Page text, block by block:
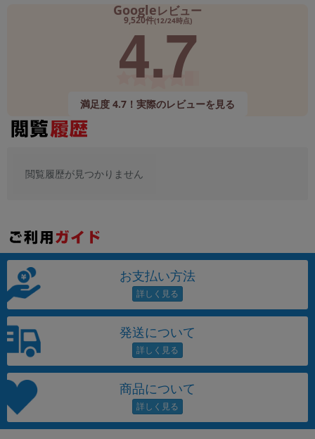
Googleレビュー
9,520件(12/24時点)
4.7
満足度 4.7！実際のレビューを見る
閲覧履歴が見つかりません
お支払い方法
発送について
商品について